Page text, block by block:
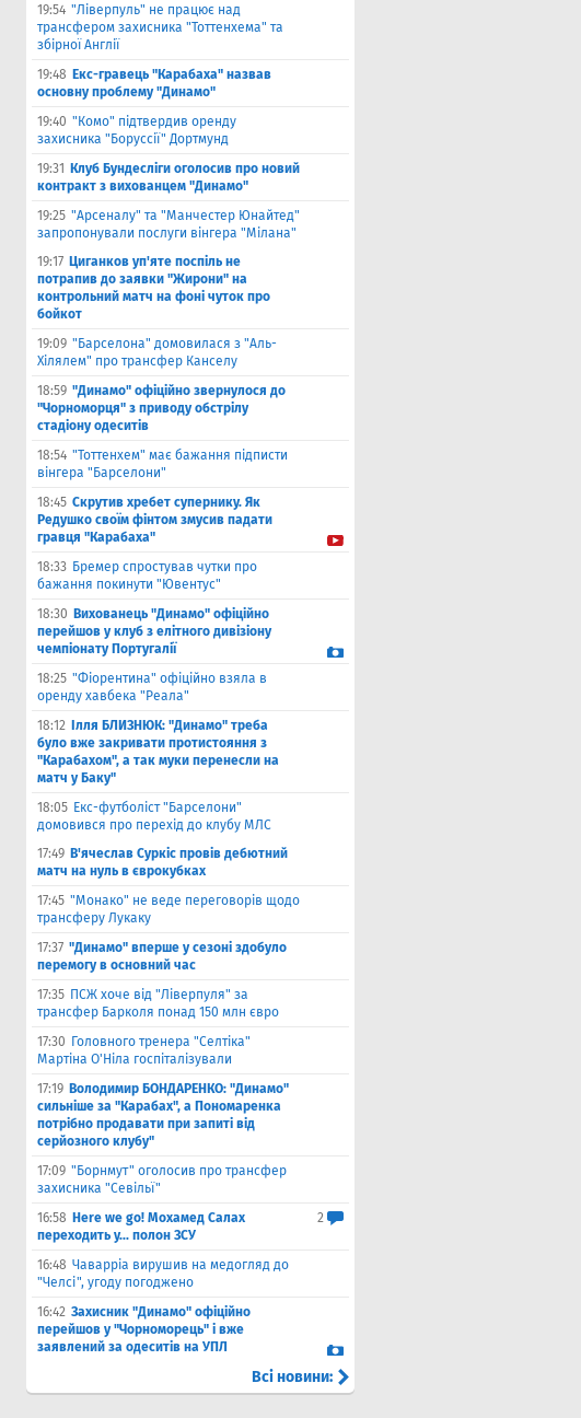
19:54 "Ліверпуль" не працює над
трансфером захисника "Тоттенхема" та
збірної Англії
19:48 Екс-гравець "Карабаха" назвав
основну проблему "Динамо"
19:40 "Комо" підтвердив оренду
захисника "Боруссії" Дортмунд
19:31
Клуб Бундесліги оголосив про новий
контракт з вихованцем "Динамо"
19:25 "Арсеналу" та "Манчестер Юнайтед"
запропонували послуги вінгера "Мілана"
19:17 Циганков уп'яте поспіль не
потрапив до заявки "Жирони" на
контрольний матч на фоні чуток про
бойкот
19:09 "Барселона" домовилася з "Аль-
Хілялем" про трансфер Канселу
18:59 "Динамо" офіційно звернулося до
"Чорноморця" з приводу обстрілу
стадіону одеситів
18:54 "Тоттенхем" має бажання підписти
вінгера "Барселони"
18:45 Скрутив хребет супернику. Як
Редушко своїм фінтом змусив падати
гравця "Карабаха"
18:33 Бремер спростував чутки про
бажання покинути "Ювентус"
18:30 Вихованець "Динамо" офіційно
перейшов у клуб з елітного дивізіону
чемпіонату Португалії
18:25 "Фіорентина" офіційно взяла в
оренду хавбека "Реала"
18:12
Ілля БЛИЗНЮК: "Динамо" треба
було вже закривати протистояння з
"Карабахом", а так муки перенесли на
матч у Баку"
18:05 Екс-футболіст "Барселони"
домовився про перехід до клубу МЛС
17:49 В'ячеслав Суркіс провів дебютний
матч на нуль в єврокубках
17:45 "Монако" не веде переговорів щодо
трансферу Лукаку
17:37 "Динамо" вперше у сезоні здобуло
перемогу в основний час
17:35 ПСЖ хоче від "Ліверпуля" за
трансфер Барколя понад 150 млн євро
17:30 Головного тренера "Селтіка"
Мартіна О'Ніла госпіталізували
17:19 Володимир БОНДАРЕНКО: "Динамо"
сильніше за "Карабах", а Пономаренка
потрібно продавати при запиті від
серйозного клубу"
17:09 "Борнмут" оголосив про трансфер
захисника "Севільї"
16:58 Here we go! Мохамед Салах
переходить у... полон ЗСУ
2
16:48 Чаварріа вирушив на медогляд до
"Челсі", угоду погоджено
16:42 Захисник "Динамо" офіційно
перейшов у "Чорноморець" і вже
заявлений за одеситів на УПЛ
Всі новини: